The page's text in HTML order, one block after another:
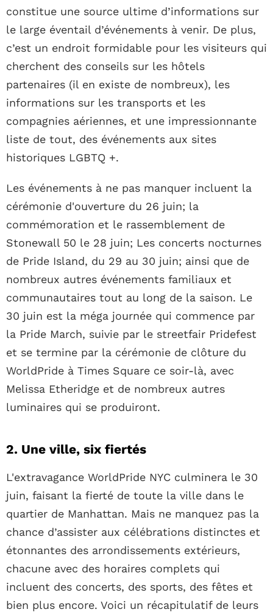
constitue une source ultime d’informations sur
le large éventail d’événements à venir. De plus,
c’est un endroit formidable pour les visiteurs qui
cherchent des conseils sur les hôtels
partenaires (il en existe de nombreux), les
informations sur les transports et les
compagnies aériennes, et une impressionnante
liste de tout, des événements aux sites
historiques LGBTQ +.
Les événements à ne pas manquer incluent la
cérémonie d'ouverture du 26 juin; la
commémoration et le rassemblement de
Stonewall 50 le 28 juin; Les concerts nocturnes
de Pride Island, du 29 au 30 juin; ainsi que de
nombreux autres événements familiaux et
communautaires tout au long de la saison. Le
30 juin est la méga journée qui commence par
la Pride March, suivie par le streetfair Pridefest
et se termine par la cérémonie de clôture du
WorldPride à Times Square ce soir-là, avec
Melissa Etheridge et de nombreux autres
luminaires qui se produiront.
2. Une ville, six fiertés
L'extravagance WorldPride NYC culminera le 30
juin, faisant la fierté de toute la ville dans le
quartier de Manhattan. Mais ne manquez pas la
chance d’assister aux célébrations distinctes et
étonnantes des arrondissements extérieurs,
chacune avec des horaires complets qui
incluent des concerts, des sports, des fêtes et
bien plus encore. Voici un récapitulatif de leurs